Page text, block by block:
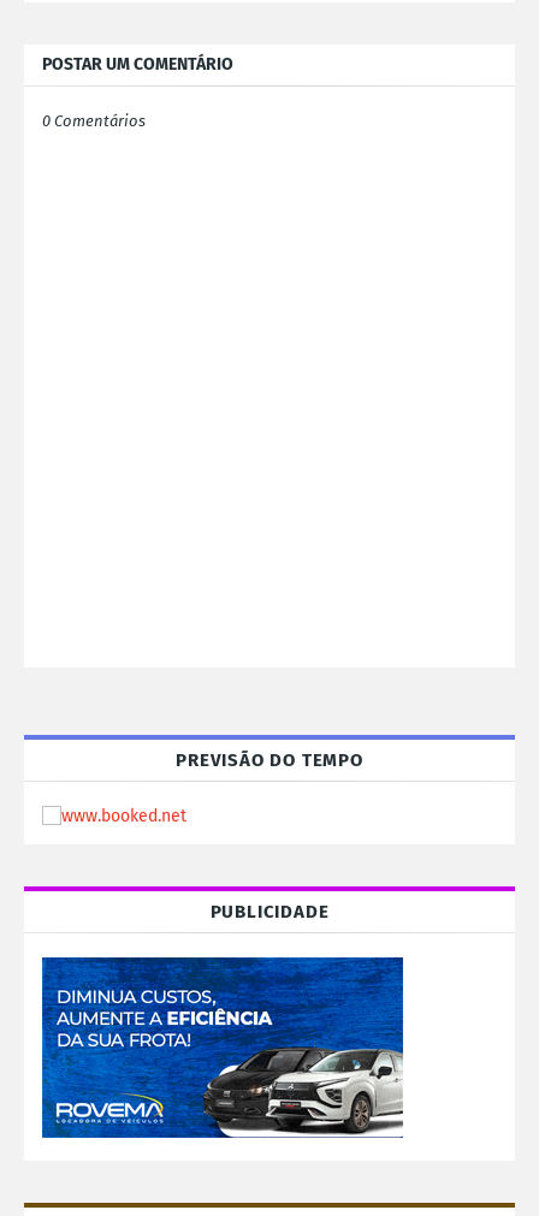
POSTAR UM COMENTÁRIO
0 Comentários
PREVISÃO DO TEMPO
PUBLICIDADE